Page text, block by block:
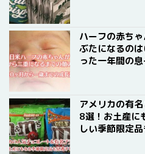
ハーフの赤ち
ぶたになるの
った一年間の息
アメリカの有
8選！お土産に
しい季節限定